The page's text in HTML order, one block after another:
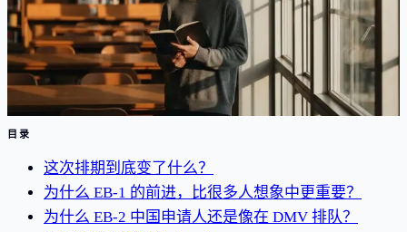
超期需向移民局申请延期。本文讲清变化，以及计时开始
前该做什么。
Jun 22, 2026·8 分钟阅读
阅读文章
目录
这次排期到底变了什么？
为什么 EB-1 的前进，比很多人想象中更重要？
为什么 EB-2 中国申请人还是像在 DMV 排队？